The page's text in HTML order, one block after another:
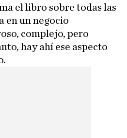
el libro sobre todas las
en un negocio
complejo, pero
hay ahí ese aspecto